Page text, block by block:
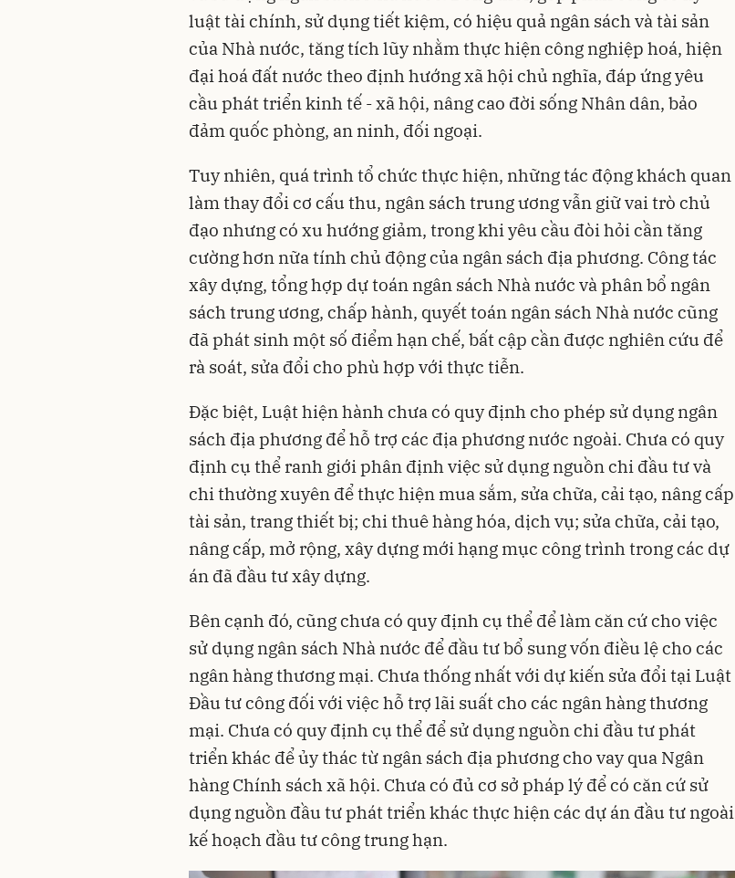
luật tài chính, sử dụng tiết kiệm, có hiệu quả ngân sách và tài sản
của Nhà nước, tăng tích lũy nhằm thực hiện công nghiệp hoá, hiện
đại hoá đất nước theo định hướng xã hội chủ nghĩa, đáp ứng yêu
cầu phát triển kinh tế - xã hội, nâng cao đời sống Nhân dân, bảo
đảm quốc phòng, an ninh, đối ngoại.
Tuy nhiên, quá trình tổ chức thực hiện, những tác động khách quan
làm thay đổi cơ cấu thu, ngân sách trung ương vẫn giữ vai trò chủ
đạo nhưng có xu hướng giảm, trong khi yêu cầu đòi hỏi cần tăng
cường hơn nữa tính chủ động của ngân sách địa phương. Công tác
xây dựng, tổng hợp dự toán ngân sách Nhà nước và phân bổ ngân
sách trung ương, chấp hành, quyết toán ngân sách Nhà nước cũng
đã phát sinh một số điểm hạn chế, bất cập cần được nghiên cứu để
rà soát, sửa đổi cho phù hợp với thực tiễn.
Đặc biệt, Luật hiện hành chưa có quy định cho phép sử dụng ngân
sách địa phương để hỗ trợ các địa phương nước ngoài. Chưa có quy
định cụ thể ranh giới phân định việc sử dụng nguồn chi đầu tư và
chi thường xuyên để thực hiện mua sắm, sửa chữa, cải tạo, nâng cấp
tài sản, trang thiết bị; chi thuê hàng hóa, dịch vụ; sửa chữa, cải tạo,
nâng cấp, mở rộng, xây dựng mới hạng mục công trình trong các dự
án đã đầu tư xây dựng.
Bên cạnh đó, cũng chưa có quy định cụ thể để làm căn cứ cho việc
sử dụng ngân sách Nhà nước để đầu tư bổ sung vốn điều lệ cho các
ngân hàng thương mại. Chưa thống nhất với dự kiến sửa đổi tại Luật
Đầu tư công đối với việc hỗ trợ lãi suất cho các ngân hàng thương
mại. Chưa có quy định cụ thể để sử dụng nguồn chi đầu tư phát
triển khác để ủy thác từ ngân sách địa phương cho vay qua Ngân
hàng Chính sách xã hội. Chưa có đủ cơ sở pháp lý để có căn cứ sử
dụng nguồn đầu tư phát triển khác thực hiện các dự án đầu tư ngoài
kế hoạch đầu tư công trung hạn.